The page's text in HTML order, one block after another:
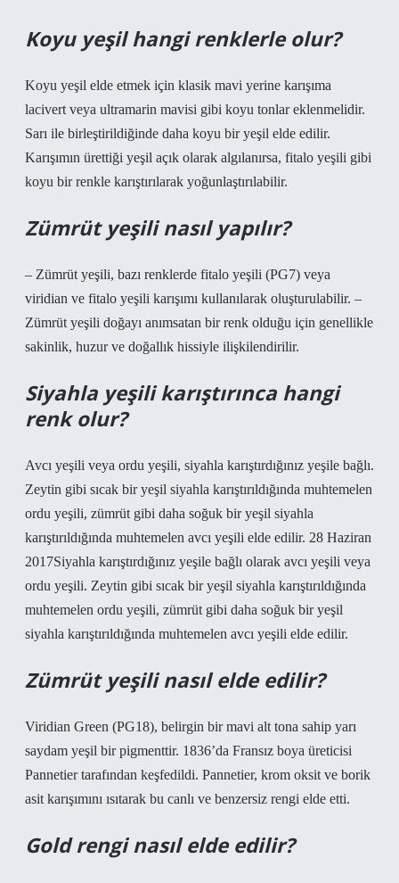
Koyu yeşil hangi renklerle olur?
Koyu yeşil elde etmek için klasik mavi yerine karışıma
lacivert veya ultramarin mavisi gibi koyu tonlar eklenmelidir.
Sarı ile birleştirildiğinde daha koyu bir yeşil elde edilir.
Karışımın ürettiği yeşil açık olarak algılanırsa, fitalo yeşili gibi
koyu bir renkle karıştırılarak yoğunlaştırılabilir.
Zümrüt yeşili nasıl yapılır?
– Zümrüt yeşili, bazı renklerde fitalo yeşili (PG7) veya
viridian ve fitalo yeşili karışımı kullanılarak oluşturulabilir. –
Zümrüt yeşili doğayı anımsatan bir renk olduğu için genellikle
sakinlik, huzur ve doğallık hissiyle ilişkilendirilir.
Siyahla yeşili karıştırınca hangi
renk olur?
Avcı yeşili veya ordu yeşili, siyahla karıştırdığınız yeşile bağlı.
Zeytin gibi sıcak bir yeşil siyahla karıştırıldığında muhtemelen
ordu yeşili, zümrüt gibi daha soğuk bir yeşil siyahla
karıştırıldığında muhtemelen avcı yeşili elde edilir. 28 Haziran
2017Siyahla karıştırdığınız yeşile bağlı olarak avcı yeşili veya
ordu yeşili. Zeytin gibi sıcak bir yeşil siyahla karıştırıldığında
muhtemelen ordu yeşili, zümrüt gibi daha soğuk bir yeşil
siyahla karıştırıldığında muhtemelen avcı yeşili elde edilir.
Zümrüt yeşili nasıl elde edilir?
Viridian Green (PG18), belirgin bir mavi alt tona sahip yarı
saydam yeşil bir pigmenttir. 1836’da Fransız boya üreticisi
Pannetier tarafından keşfedildi. Pannetier, krom oksit ve borik
asit karışımını ısıtarak bu canlı ve benzersiz rengi elde etti.
Gold rengi nasıl elde edilir?